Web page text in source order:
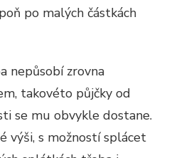
po malých částkách
nepůsobí zrovna
takovéto půjčky od
se mu obvykle dostane.
výši, s možností splácet